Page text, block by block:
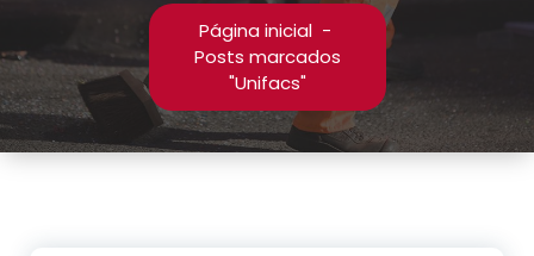
Página inicial-
Posts marcados
"Unifacs"